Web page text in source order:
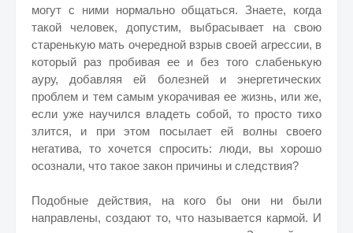
могут с ними нормально общаться. Знаете, когда
такой человек, допустим, выбрасывает на свою
старенькую мать очередной взрыв своей агрессии, в
который раз пробивая ее и без того слабенькую
ауру, добавляя ей болезней и энергетических
проблем и тем самым укорачивая ее жизнь, или же,
если уже научился владеть собой, то просто тихо
злится, и при этом посылает ей волны своего
негатива, то хочется спросить: люди, вы хорошо
осознали, что такое закон причины и следствия?
Подобные действия, на кого бы они ни были
направлены, создают то, что называется кармой. И